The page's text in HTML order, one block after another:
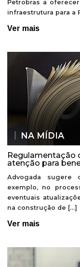
Petrobras a
infraestrutura para a
Ver mais
NA MÍDIA
Regulamentação
atenção para
Advogada sugere
exemplo, no
eventuais
na construção de […]
Ver mais